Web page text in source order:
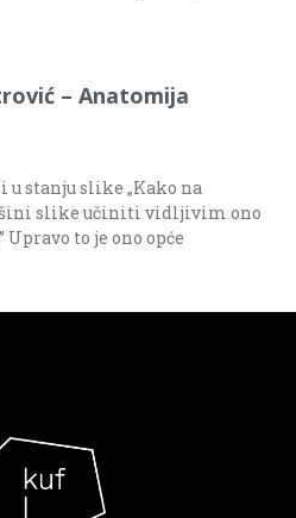
– Anatomija
stanju slike „Kako na
slike učiniti vidljivim ono
to je ono opće